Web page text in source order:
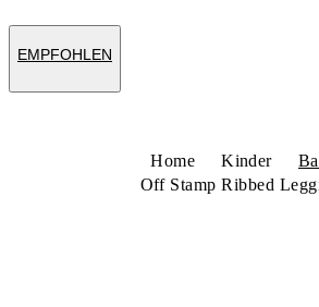
EMPFOHLEN
Home Kinder
Off Stamp Ribbed